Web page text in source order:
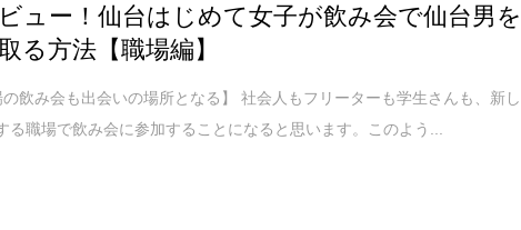
ュー！仙台はじめて女子が飲み会で仙台男を
る方法【職場編】
飲み会も出会いの場所となる】 社会人もフリーターも学生さんも、新し
る職場で飲み会に参加することになると思います。このよう...